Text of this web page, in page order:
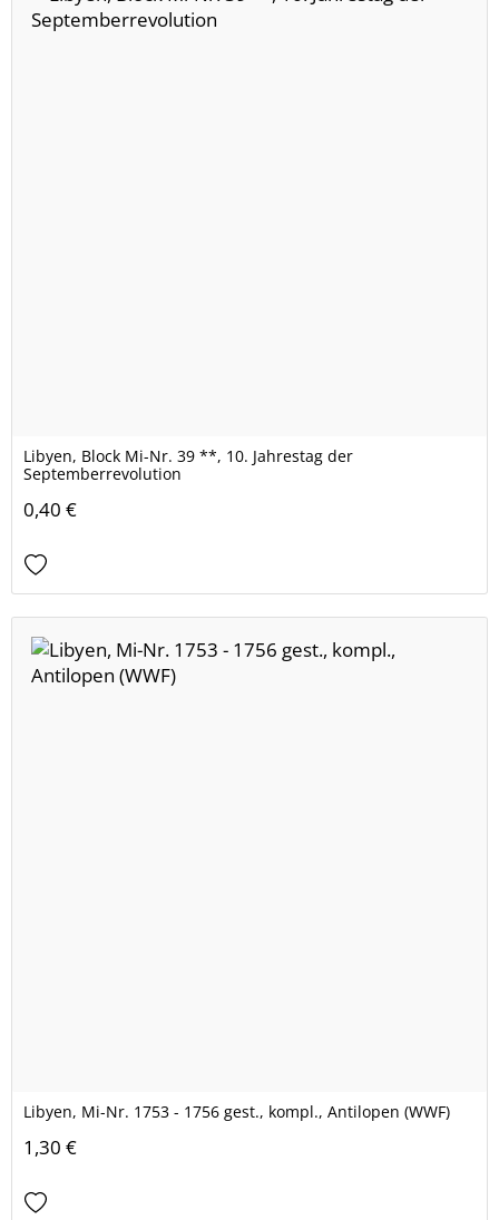
Libyen, Block Mi-Nr. 39 **, 10. Jahrestag der
Septemberrevolution
0,40 €
Libyen, Mi-Nr. 1753 - 1756 gest., kompl., Antilopen (WWF)
1,30 €